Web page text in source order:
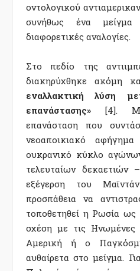
οντολογικού
συνήθως ένα
διαφορετικές αναλογίες.
Στο πεδίο της
διακηρύχθηκε ακόμη
εναλλακτική λύση
επανάστασης» [4].
επανάσταση που
νεοαποικιακό
ουκρανικό κύκλο
τελευταίων δεκαετιών
εξέγερση του
προσπάθεια να
τοποθετηθεί η Ρωσία
σχέση με τις Ηνωμένες
Αμερική ή ο
αυθαίρετα στο μείγμα.